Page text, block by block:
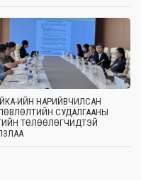
ИЙН НАРИЙВЧИЛСАН
СУДАЛГААНЫ
ТӨЛӨӨЛӨГЧИДТЭЙ